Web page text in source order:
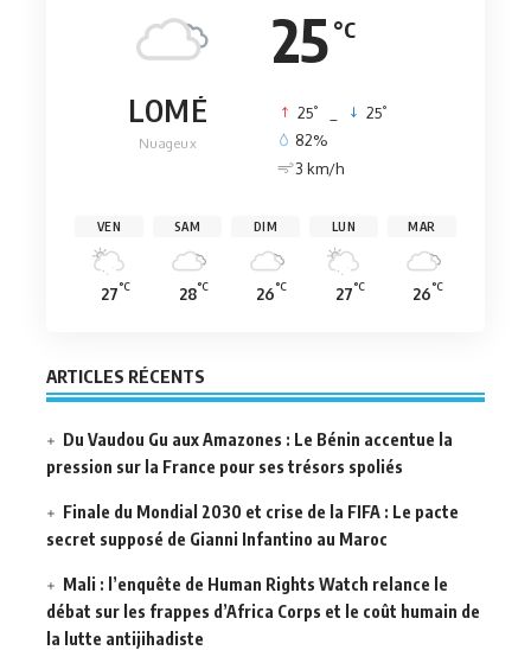
25 °C
LOMÉ
Nuageux
25° 25°
82%
3 km/h
VEN
27°C
SAM
28°C
DIM
26°C
LUN
27°C
MAR
26°C
ARTICLES RÉCENTS
Du Vaudou Gu aux Amazones : Le Bénin accentue la
pression sur la France pour ses trésors spoliés
Finale du Mondial 2030 et crise de la FIFA : Le pacte
secret supposé de Gianni Infantino au Maroc
Mali : l’enquête de Human Rights Watch relance le
débat sur les frappes d’Africa Corps et le coût humain de
la lutte antijihadiste